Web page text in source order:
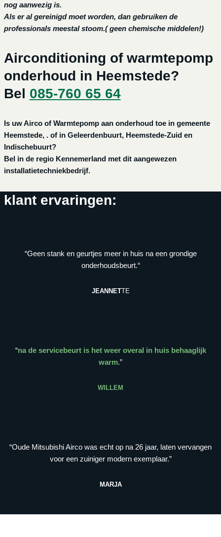
nog aanwezig is.
Als er al gereinigd moet worden, dan gebruiken de
professionals meestal stoom.( geen chemische middelen!)
Airconditioning of warmtepomp
onderhoud in Heemstede?
Bel 085-760 65 64
Is uw Airco of Warmtepomp aan onderhoud toe in gemeente
Heemstede, . of in Geleerdenbuurt, Heemstede-Zuid en
Indischebuurt?
Bel in de regio Kennemerland met dit aangewezen
installatietechniekbedrijf.
klant ervaringen:
“Geen stank en geurtjes meer in huis na een grondige
onderhoudsbeurt.“
JEANNETTE
“na de servicebeurt is het weer overal in huis behaaglijk
warm.”
WILLEM
“Oude Mitsubishi Airco was echt op na 26 jaar, laten vervangen
voor een zuiniger modern exemplaar.”
MARJA